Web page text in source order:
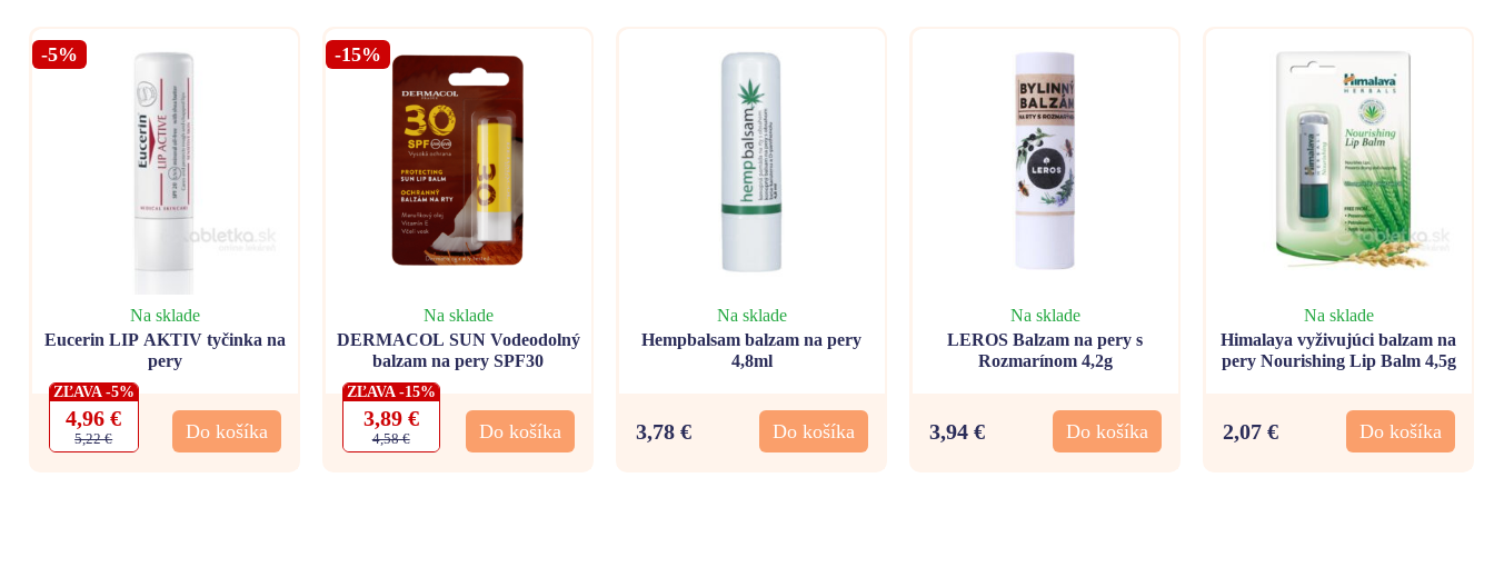
-5%
Na sklade
Eucerin LIP AKTIV tyčinka na
pery
ZĽAVA -5%
4,96 €
5,22 € Do košíka
-15%
Na sklade
DERMACOL SUN Vodeodolný
balzam na pery SPF30
ZĽAVA -15%
3,89 €
4,58 € Do košíka
Na sklade
Hempbalsam balzam na pery
4,8ml
3,78 € Do košíka
Na sklade
LEROS Balzam na pery s
Rozmarínom 4,2g
3,94 € Do košíka
Na sklade
Himalaya vyživujúci balzam na
pery Nourishing Lip Balm 4,5g
2,07 € Do košíka